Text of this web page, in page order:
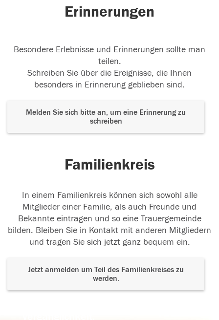
Erinnerungen
Besondere Erlebnisse und Erinnerungen sollte man
teilen.
Schreiben Sie über die Ereignisse, die Ihnen
besonders in Erinnerung geblieben sind.
Melden Sie sich bitte an, um eine Erinnerung zu
schreiben
Familienkreis
In einem Familienkreis können sich sowohl alle
Mitglieder einer Familie, als auch Freunde und
Bekannte eintragen und so eine Trauergemeinde
bilden. Bleiben Sie in Kontakt mit anderen Mitgliedern
und tragen Sie sich jetzt ganz bequem ein.
Jetzt anmelden um Teil des Familienkreises zu
werden.